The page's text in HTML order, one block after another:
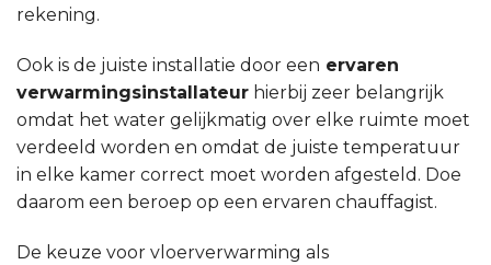
rekening.
Ook is de juiste installatie door een ervaren
verwarmingsinstallateur hierbij zeer belangrijk
omdat het water gelijkmatig over elke ruimte moet
verdeeld worden en omdat de juiste temperatuur
in elke kamer correct moet worden afgesteld. Doe
daarom een beroep op een ervaren chauffagist.
De keuze voor vloerverwarming als